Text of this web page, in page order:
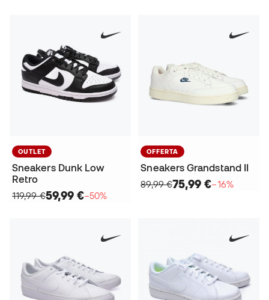
OUTLET
Sneakers Dunk Low
Retro
119,99 €59,99 €−50%
OFFERTA
Sneakers Grandstand II
89,99 €75,99 €−16%